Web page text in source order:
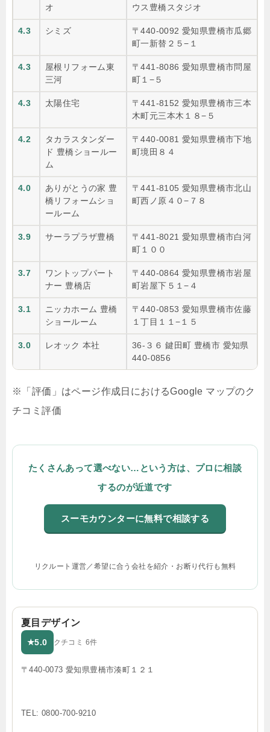
オ
ウス豊橋スタジオ
4.3 シミズ
〒440-0092 愛知県豊橋市瓜郷
町一新替２５−１
4.3
屋根リフォーム東
三河
〒441-8086 愛知県豊橋市問屋
町１−５
4.3 太陽住宅
〒441-8152 愛知県豊橋市三本
木町元三本木１８−５
4.2
タカラスタンダー
ド 豊橋ショールー
ム
〒440-0081 愛知県豊橋市下地
町境田８４
4.0
ありがとうの家 豊
橋リフォームショ
ールーム
〒441-8105 愛知県豊橋市北山
町西ノ原４０−７８
3.9 サーラプラザ豊橋
〒441-8021 愛知県豊橋市白河
町１００
3.7
ワントップパート
ナー 豊橋店
〒440-0864 愛知県豊橋市岩屋
町岩屋下５１−４
3.1
ニッカホーム 豊橋
ショールーム
〒440-0853 愛知県豊橋市佐藤
１丁目１１−１５
3.0 レオック 本社
36-３６ 鍵田町 豊橋市 愛知県
440-0856
※「評価」はページ作成日におけるGoogle マップのク
チコミ評価
たくさんあって選べない…という方は、プロに相談
するのが近道です
スーモカウンターに無料で相談する
リクルート運営／希望に合う会社を紹介・お断り代行も無料
夏目デザイン
★5.0 クチコミ 6件
〒440-0073 愛知県豊橋市湊町１２１
TEL: 0800-700-9210